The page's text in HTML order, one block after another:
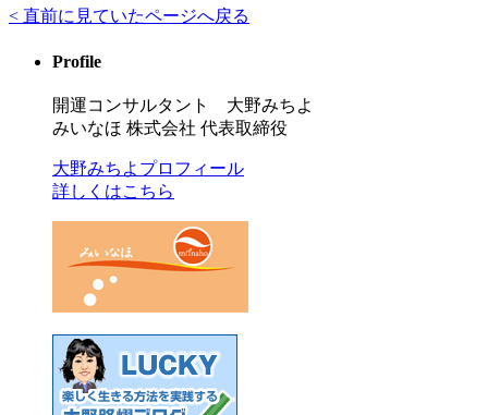
< 直前に見ていたページへ戻る
Profile
開運コンサルタント 大野みちよ
みいなほ 株式会社 代表取締役
大野みちよプロフィール
詳しくはこちら